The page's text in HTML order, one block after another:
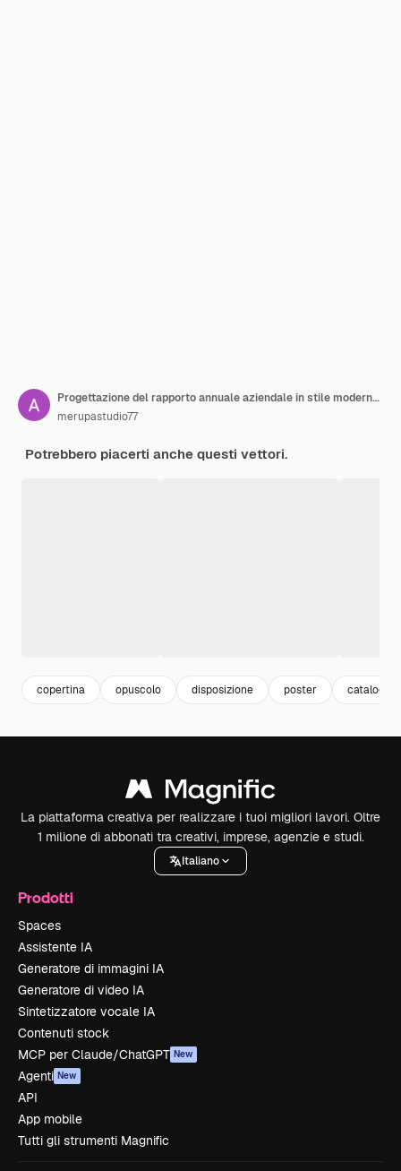
Progettazione del rapporto annuale aziendale in stile moderno e semplice
merupastudio77
Potrebbero piacerti anche questi vettori.
copertina opuscolo disposizione poster catalogo
La piattaforma creativa per realizzare i tuoi migliori lavori. Oltre
1 milione di abbonati tra creativi, imprese, agenzie e studi.
Italiano
Prodotti
Spaces
Assistente IA
Generatore di immagini IA
Generatore di video IA
Sintetizzatore vocale IA
Contenuti stock
MCP per Claude/ChatGPT New
Agenti New
API
App mobile
Tutti gli strumenti Magnific